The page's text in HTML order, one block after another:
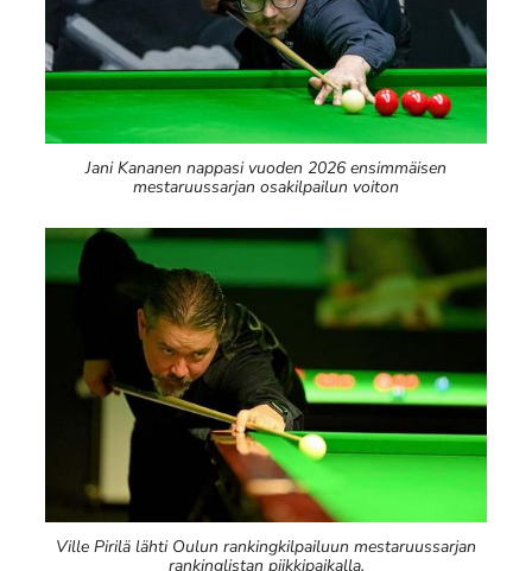
Jani Kananen nappasi vuoden 2026 ensimmäisen
mestaruussarjan osakilpailun voiton
Ville Pirilä lähti Oulun rankingkilpailuun mestaruussarjan
rankinglistan piikkipaikalla.